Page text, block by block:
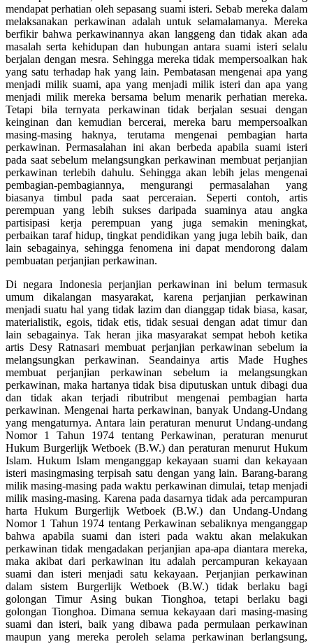
mendapat perhatian oleh sepasang suami isteri. Sebab mereka dalam
melaksanakan perkawinan adalah untuk selamalamanya. Mereka
berfikir bahwa perkawinannya akan langgeng dan tidak akan ada
masalah serta kehidupan dan hubungan antara suami isteri selalu
berjalan dengan mesra. Sehingga mereka tidak mempersoalkan hak
yang satu terhadap hak yang lain. Pembatasan mengenai apa yang
menjadi milik suami, apa yang menjadi milik isteri dan apa yang
menjadi milik mereka bersama belum menarik perhatian mereka.
Tetapi bila ternyata perkawinan tidak berjalan sesuai dengan
keinginan dan kemudian bercerai, mereka baru mempersoalkan
masing-masing haknya, terutama mengenai pembagian harta
perkawinan. Permasalahan ini akan berbeda apabila suami isteri
pada saat sebelum melangsungkan perkawinan membuat perjanjian
perkawinan terlebih dahulu. Sehingga akan lebih jelas mengenai
pembagian-pembagiannya, mengurangi permasalahan yang
biasanya timbul pada saat perceraian. Seperti contoh, artis
perempuan yang lebih sukses daripada suaminya atau angka
partisipasi kerja perempuan yang juga semakin meningkat,
perbaikan taraf hidup, tingkat pendidikan yang juga lebih baik, dan
lain sebagainya, sehingga fenomena ini dapat mendorong dalam
pembuatan perjanjian perkawinan.
Di negara Indonesia perjanjian perkawinan ini belum termasuk
umum dikalangan masyarakat, karena perjanjian perkawinan
menjadi suatu hal yang tidak lazim dan dianggap tidak biasa, kasar,
materialistik, egois, tidak etis, tidak sesuai dengan adat timur dan
lain sebagainya. Tak heran jika masyarakat sempat heboh ketika
artis Desy Ratnasari membuat perjanjian perkawinan sebelum ia
melangsungkan perkawinan. Seandainya artis Made Hughes
membuat perjanjian perkawinan sebelum ia melangsungkan
perkawinan, maka hartanya tidak bisa diputuskan untuk dibagi dua
dan tidak akan terjadi ributribut mengenai pembagian harta
perkawinan. Mengenai harta perkawinan, banyak Undang-Undang
yang mengaturnya. Antara lain peraturan menurut Undang-undang
Nomor 1 Tahun 1974 tentang Perkawinan, peraturan menurut
Hukum Burgerlijk Wetboek (B.W.) dan peraturan menurut Hukum
Islam. Hukum Islam menganggap kekayaan suami dan kekayaan
isteri masingmasing terpisah satu dengan yang lain. Barang-barang
milik masing-masing pada waktu perkawinan dimulai, tetap menjadi
milik masing-masing. Karena pada dasarnya tidak ada percampuran
harta Hukum Burgerlijk Wetboek (B.W.) dan Undang-Undang
Nomor 1 Tahun 1974 tentang Perkawinan sebaliknya menganggap
bahwa apabila suami dan isteri pada waktu akan melakukan
perkawinan tidak mengadakan perjanjian apa-apa diantara mereka,
maka akibat dari perkawinan itu adalah percampuran kekayaan
suami dan isteri menjadi satu kekayaan. Perjanjian perkawinan
dalam sistem Burgerlijk Wetboek (B.W.) tidak berlaku bagi
golongan Timur Asing bukan Tionghoa, tetapi berlaku bagi
golongan Tionghoa. Dimana semua kekayaan dari masing-masing
suami dan isteri, baik yang dibawa pada permulaan perkawinan
maupun yang mereka peroleh selama perkawinan berlangsung,